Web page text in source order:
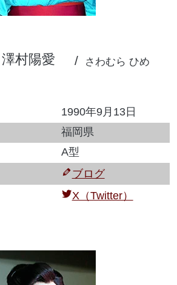
澤村陽愛 さわむら ひめ
1990年9月13日
福岡県
A型
ブログ
X（Twitter）